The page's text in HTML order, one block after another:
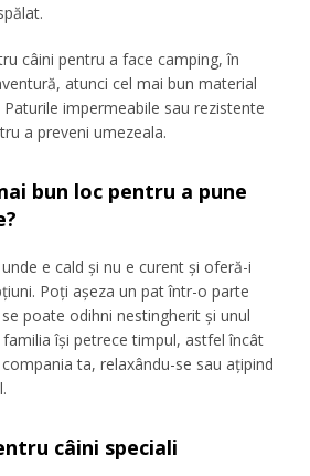
câini pentru a face camping, în
atunci cel mai bun material
impermeabile sau rezistente
a preveni umezeala.
bun loc pentru a pune
e cald și nu e curent și oferă-i
Poți așeza un pat într-o parte
poate odihni nestingherit și unul
își petrece timpul, astfel încât
ta, relaxându-se sau ațipind
câini speciali